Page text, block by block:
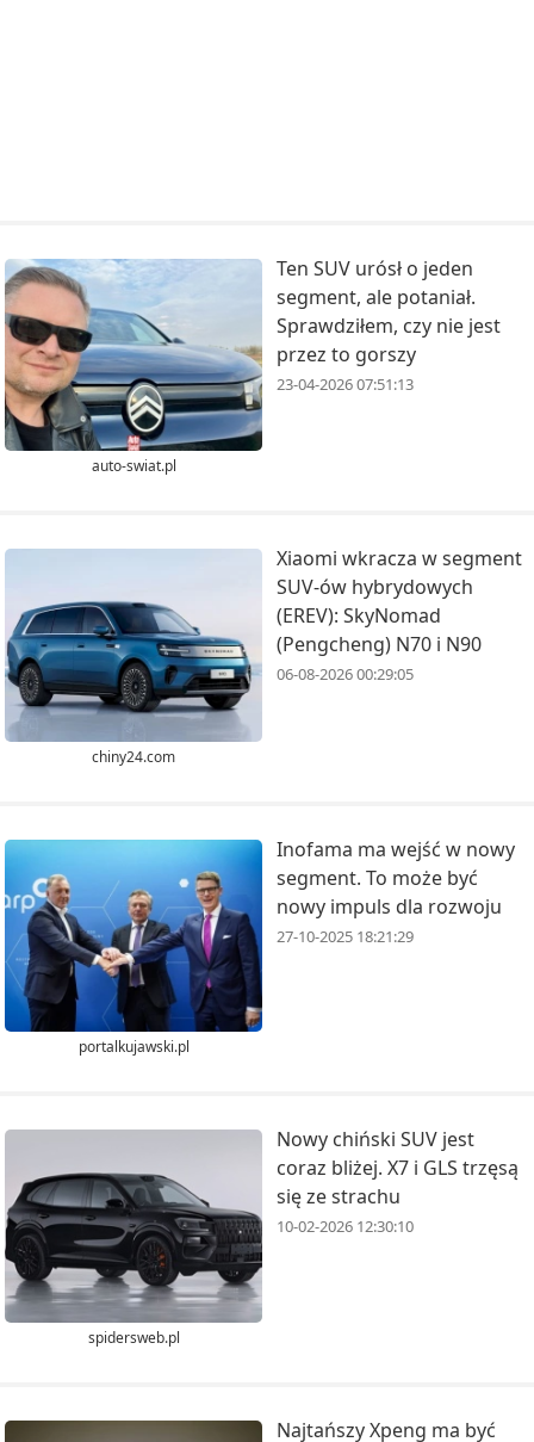
auto-swiat.pl
Ten SUV urósł o jeden
segment, ale potaniał.
Sprawdziłem, czy nie jest
przez to gorszy
23-04-2026 07:51:13
chiny24.com
Xiaomi wkracza w segment
SUV-ów hybrydowych
(EREV): SkyNomad
(Pengcheng) N70 i N90
06-08-2026 00:29:05
portalkujawski.pl
Inofama ma wejść w nowy
segment. To może być
nowy impuls dla rozwoju
27-10-2025 18:21:29
spidersweb.pl
Nowy chiński SUV jest
coraz bliżej. X7 i GLS trzęsą
się ze strachu
10-02-2026 12:30:10
Najtańszy Xpeng ma być